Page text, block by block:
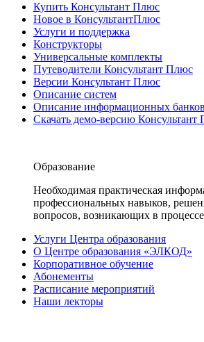
Купить Консультант Плюс
Новое в КонсультантПлюс
Услуги и поддержка
Конструкторы
Универсальные комплекты
Путеводители Консультант Плюс
Версии Консультант Плюс
Описание систем
Описание информационных банков
Скачать демо-версию Консультант
Образование
Необходимая практическая
профессиональных навыков,
вопросов, возникающих в
Услуги Центра образования
О Центре образования «ЭЛКОД»
Корпоративное обучение
Абонементы
Расписание мероприятий
Наши лекторы